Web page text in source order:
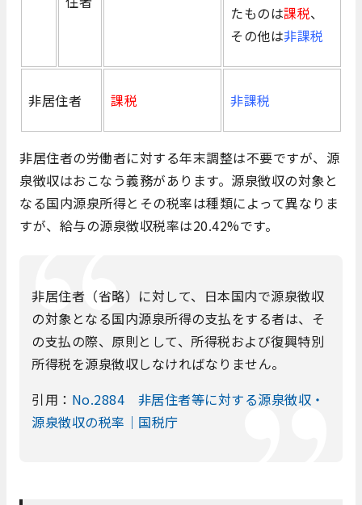
たものは課税、
その他は非課税
非居住者 課税 非課税
非居住者の労働者に対する年末調整は不要ですが、源
泉徴収はおこなう義務があります。源泉徴収の対象と
なる国内源泉所得とその税率は種類によって異なりま
すが、給与の源泉徴収税率は20.42%です。
非居住者（省略）に対して、日本国内で源泉徴収
の対象となる国内源泉所得の支払をする者は、そ
の支払の際、原則として、所得税および復興特別
所得税を源泉徴収しなければなりません。
引用： No.2884 非居住者等に対する源泉徴収・
源泉徴収の税率｜国税庁